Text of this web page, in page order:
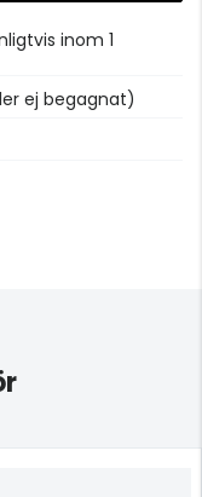
inom 1
ej begagnat)